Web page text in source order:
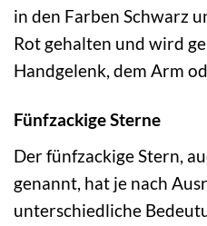
in den Farben Schwarz
Rot gehalten und wird
Handgelenk, dem Arm
Fünfzackige Sterne
Der fünfzackige Stern,
genannt, hat je nach
unterschiedliche